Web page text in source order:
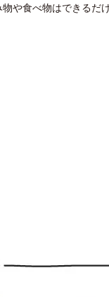
や食べ物はできるだ